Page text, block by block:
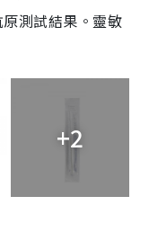
測試結果。靈敏
+2